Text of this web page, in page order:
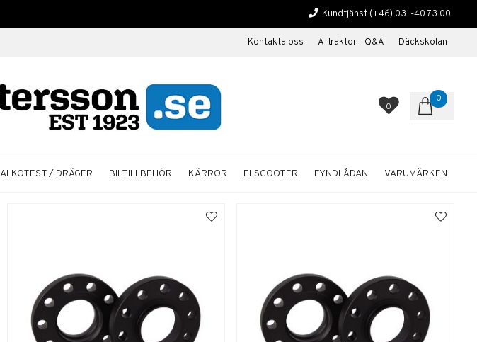
Kundtjänst (+46) 031-40 73 00
Kontakta oss A-traktor - Q&A Däckskolan
0
0
ALKOTEST / DRÄGER BILTILLBEHÖR KÄRROR ELSCOOTER FYNDLÅDAN VARUMÄRKEN